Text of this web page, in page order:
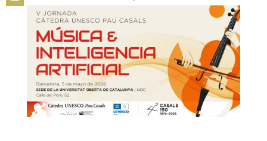
Twitter
on
LinkedIn